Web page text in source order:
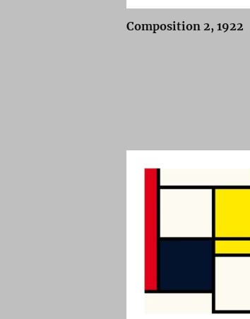
Composition 2, 1922